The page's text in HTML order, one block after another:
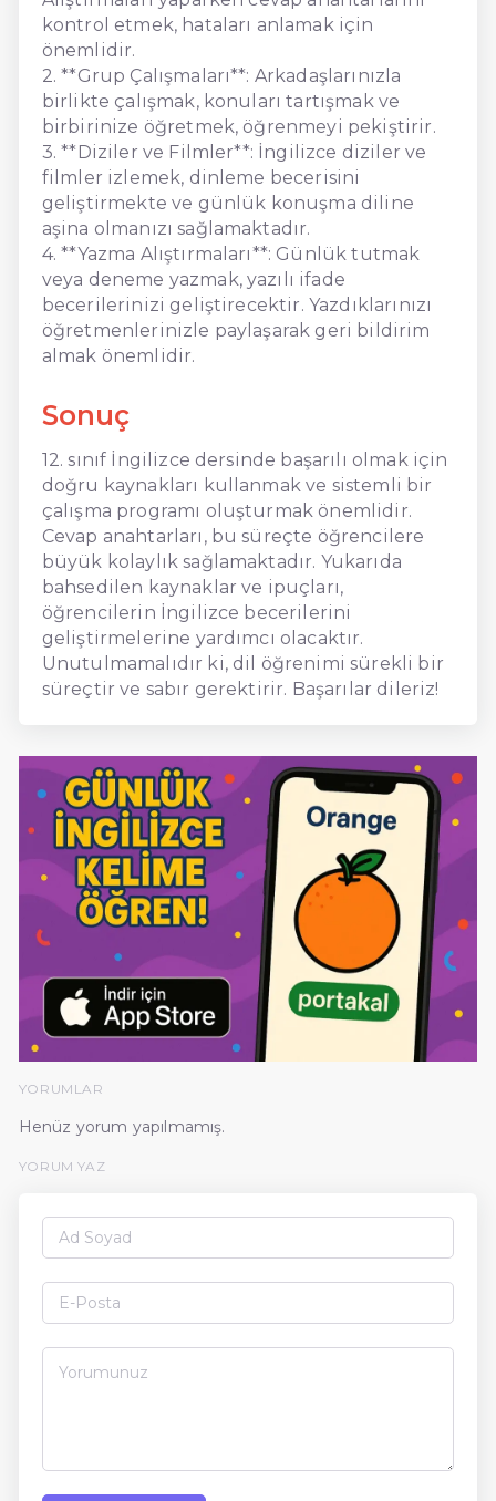
kontrol etmek, hataları anlamak için
önemlidir.
2. **Grup Çalışmaları**: Arkadaşlarınızla
birlikte çalışmak, konuları tartışmak ve
birbirinize öğretmek, öğrenmeyi pekiştirir.
3. **Diziler ve Filmler**: İngilizce diziler ve
filmler izlemek, dinleme becerisini
geliştirmekte ve günlük konuşma diline
aşina olmanızı sağlamaktadır.
4. **Yazma Alıştırmaları**: Günlük tutmak
veya deneme yazmak, yazılı ifade
becerilerinizi geliştirecektir. Yazdıklarınızı
öğretmenlerinizle paylaşarak geri bildirim
almak önemlidir.
Sonuç
12. sınıf İngilizce dersinde başarılı olmak için
doğru kaynakları kullanmak ve sistemli bir
çalışma programı oluşturmak önemlidir.
Cevap anahtarları, bu süreçte öğrencilere
büyük kolaylık sağlamaktadır. Yukarıda
bahsedilen kaynaklar ve ipuçları,
öğrencilerin İngilizce becerilerini
geliştirmelerine yardımcı olacaktır.
Unutulmamalıdır ki, dil öğrenimi sürekli bir
süreçtir ve sabır gerektirir. Başarılar dileriz!
YORUMLAR
Henüz yorum yapılmamış.
YORUM YAZ